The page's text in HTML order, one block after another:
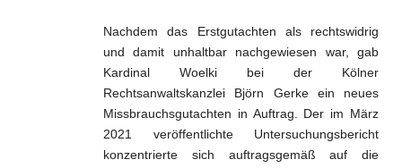
Nachdem das Erstgutachten als rechtswidrig
und damit unhaltbar nachgewiesen war, gab
Kardinal Woelki bei der Kölner
Rechtsanwaltskanzlei Björn Gerke ein neues
Missbrauchsgutachten in Auftrag. Der im März
2021 veröffentlichte Untersuchungsbericht
konzentrierte sich auftragsgemäß auf die